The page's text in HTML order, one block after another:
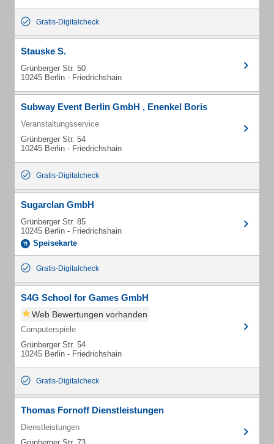
Gratis-Digitalcheck
Stauske S.
Grünberger Str. 50
10245 Berlin - Friedrichshain
Subway Event Berlin GmbH , Enenkel Boris
Veranstaltungsservice
Grünberger Str. 54
10245 Berlin - Friedrichshain
Gratis-Digitalcheck
Sugarclan GmbH
Grünberger Str. 85
10245 Berlin - Friedrichshain
Speisekarte
Gratis-Digitalcheck
S4G School for Games GmbH
Web Bewertungen vorhanden
Computerspiele
Grünberger Str. 54
10245 Berlin - Friedrichshain
Gratis-Digitalcheck
Thomas Fornoff Dienstleistungen
Dienstleistungen